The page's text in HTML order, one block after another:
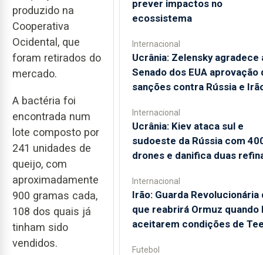
produzido na
Cooperativa
Ocidental, que
foram retirados do
mercado.
A bactéria foi
encontrada num
lote composto por
241 unidades de
queijo, com
aproximadamente
900 gramas cada,
108 dos quais já
tinham sido
vendidos.
prever impactos no
ecossistema
Internacional
Ucrânia: Zelensky agradece
Senado dos EUA aprovação
sanções contra Rússia e
Internacional
Ucrânia: Kiev ataca sul e
sudoeste da Rússia com
drones e danifica duas
Internacional
Irão: Guarda Revolucionária
que reabrirá Ormuz quando
aceitarem condições de
Futebol